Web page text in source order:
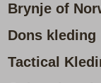
Brynje of
Dons
Tactical